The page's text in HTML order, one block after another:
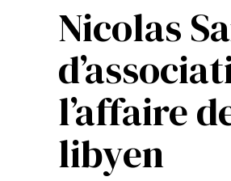
Nicolas
l’affaire
libyen